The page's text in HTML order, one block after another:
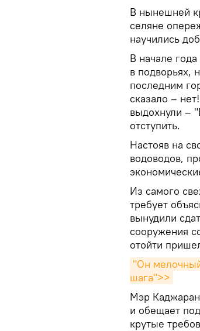
В нынешней
селяне
научились
В начале
в подворьях,
последним
сказало –
выдохнули –
отступить.
Настояв на
водоводов,
Из самого
требует
вынудили
сооружения
отойти
"Он
шага">>
Мэр
и обещает
крутые